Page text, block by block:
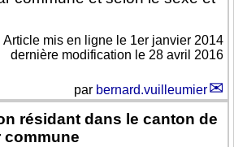
Article mis en ligne le 1er janvier 2014
dernière modification le 28 avril 2016
par bernard.vuilleumier
résidant dans le canton de
commune